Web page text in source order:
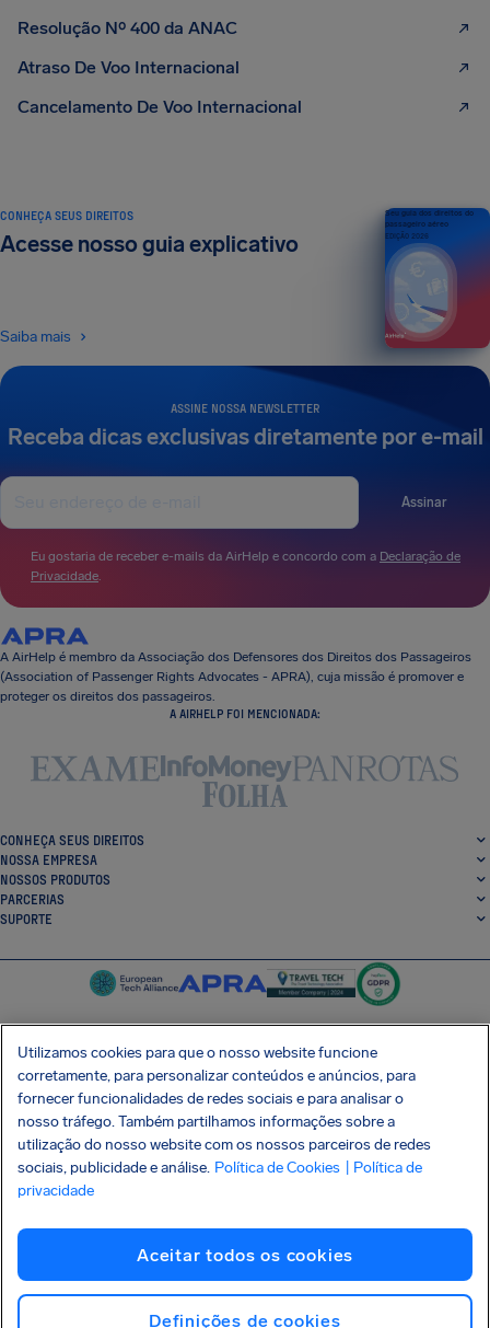
Resolução Nº 400 da ANAC
Atraso De Voo Internacional
Cancelamento De Voo Internacional
ASSINE NOSSA NEWSLETTER
Receba dicas exclusivas diretamente por e-mail
Assinar
Eu gostaria de receber e-mails da AirHelp e concordo com a Declaração de
Privacidade.
CONHEÇA SEUS DIREITOS
Acesse nosso guia explicativo
Saiba mais
Seu guia dos direitos do
passageiro aéreo
EDIÇÃO 2026
A AirHelp é membro da Associação dos Defensores dos Direitos dos Passageiros
(Association of Passenger Rights Advocates - APRA), cuja missão é promover e
proteger os direitos dos passageiros.
A AIRHELP FOI MENCIONADA:
CONHEÇA SEUS DIREITOS
NOSSA EMPRESA
NOSSOS PRODUTOS
PARCERIAS
SUPORTE
SocialFacebook
SocialTwitter
SocialInstagram
SocialLinkedin
BAIXE GRÁTIS NOSSO APP
Política de Privacidade
Imprint
Ataque à cadeia de suprimentos Shai-Hulud
Copyright © 2026 AirHelp
Utilizamos cookies para que o nosso website funcione
corretamente, para personalizar conteúdos e anúncios, para
fornecer funcionalidades de redes sociais e para analisar o
nosso tráfego. Também partilhamos informações sobre a
utilização do nosso website com os nossos parceiros de redes
sociais, publicidade e análise. Política de Cookies
| Política de
privacidade
Aceitar todos os cookies
Definições de cookies